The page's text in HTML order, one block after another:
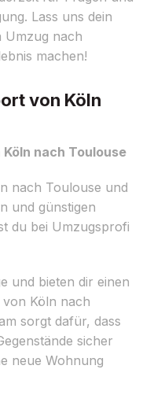
Lass uns dein
Umzug nach
machen!
von Köln
Köln nach Toulouse
nach Toulouse und
und günstigen
du bei Umzugsprofi
und bieten dir einen
Köln nach
sorgt dafür, dass
sicher
neue Wohnung